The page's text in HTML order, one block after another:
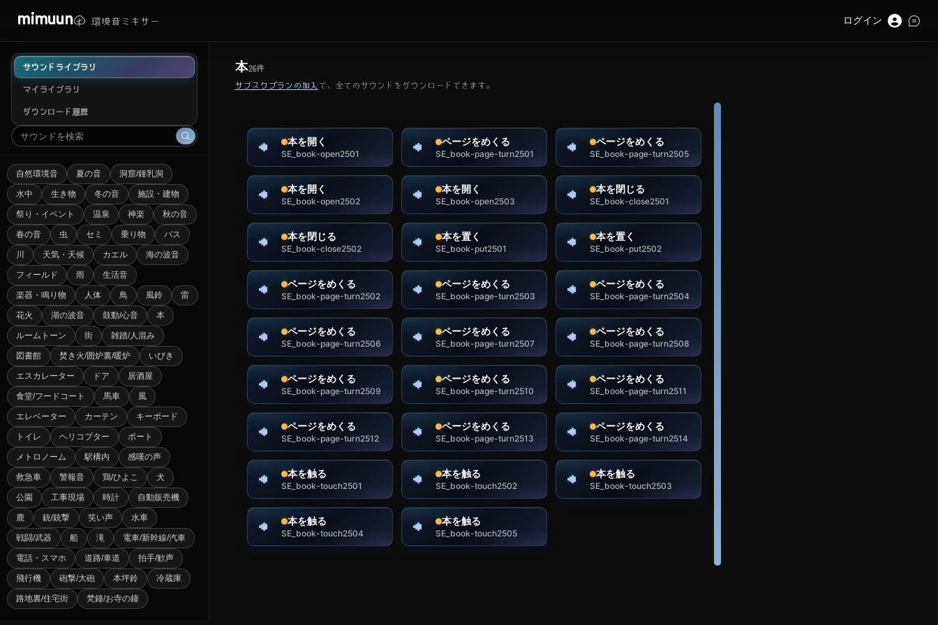
サウンドライブラリ
マイライブラリ
ダウンロード履歴
自然環境音 夏の音 洞窟/鍾乳洞
水中 生き物 冬の音 施設・建物
祭り・イベント 温泉 神楽 秋の音
春の音 虫 セミ 乗り物 バス
川 天気・天候 カエル 海の波音
フィールド 雨 生活音
楽器・鳴り物 人体 鳥 風鈴 雷
花火 湖の波音 鼓動/心音 本
ルームトーン 街 雑踏/人混み
図書館 焚き火/囲炉裏/暖炉 いびき
エスカレーター ドア 居酒屋
食堂/フードコート 馬車 風
エレベーター カーテン キーボード
トイレ ヘリコプター ボート
メトロノーム 駅構内 感嘆の声
救急車 警報音 鶏/ひよこ 犬
公園 工事現場 時計 自動販売機
鹿 銃/銃撃 笑い声 水車
戦闘/武器 船 滝 電車/新幹線/汽車
電話・スマホ 道路/車道 拍手/歓声
飛行機 砲撃/大砲 本坪鈴 冷蔵庫
路地裏/住宅街 梵鐘/お寺の鐘
本26件
サブスクプランの加入 で、全てのサウンドをダウンロードできます。
本を開く
SE_book-open2501
ページをめくる
SE_book-page-turn2501
ページをめくる
SE_book-page-turn2505
本を開く
SE_book-open2502
本を開く
SE_book-open2503
本を閉じる
SE_book-close2501
本を閉じる
SE_book-close2502
本を置く
SE_book-put2501
本を置く
SE_book-put2502
ページをめくる
SE_book-page-turn2502
ページをめくる
SE_book-page-turn2503
ページをめくる
SE_book-page-turn2504
ページをめくる
SE_book-page-turn2506
ページをめくる
SE_book-page-turn2507
ページをめくる
SE_book-page-turn2508
ページをめくる
SE_book-page-turn2509
ページをめくる
SE_book-page-turn2510
ページをめくる
SE_book-page-turn2511
ページをめくる
SE_book-page-turn2512
ページをめくる
SE_book-page-turn2513
ページをめくる
SE_book-page-turn2514
本を触る
SE_book-touch2501
本を触る
SE_book-touch2502
本を触る
SE_book-touch2503
本を触る
SE_book-touch2504
本を触る
SE_book-touch2505
mimuun 環境音ミキサー ログイン